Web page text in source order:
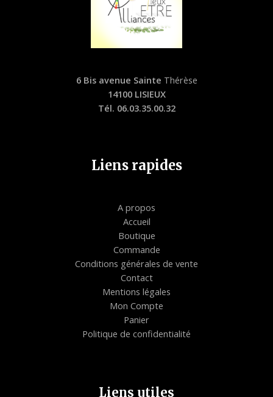
6 Bis avenue Sainte Thérèse
14100 LISIEUX
Tél. 06.03.35.00.32
Liens rapides
A propos
Accueil
Boutique
Commande
Conditions générales de vente
Contact
Mentions légales
Mon Compte
Panier
Politique de confidentialité
Liens utiles